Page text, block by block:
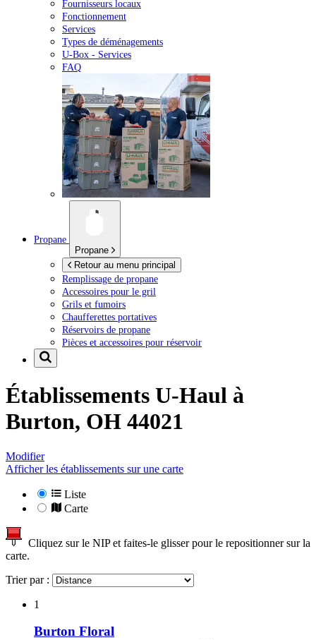
Fournisseurs locaux
Fonctionnement
Services
Types de déménagements
U-Box - Services
FAQ
Propane
Propane
Retour au menu principal
Remplissage de propane
Accessoires pour le gril
Grils et fumoirs
Chaufferettes portatives
Réservoirs de propane
Pièces et accessoires pour réservoir
Établissements U-Haul à
Burton, OH 44021
Modifier
Afficher les établissements sur une carte
Liste
Carte
Cliquez sur le NIP et faites-le glisser pour le repositionner sur la
carte.
Trier par :
1
Burton Floral